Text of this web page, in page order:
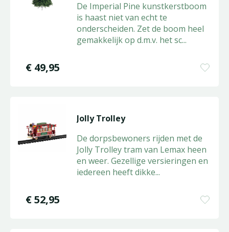
De Imperial Pine kunstkerstboom
is haast niet van echt te
onderscheiden. Zet de boom heel
gemakkelijk op d.m.v. het sc...
€ 49,95
Jolly Trolley
De dorpsbewoners rijden met de
Jolly Trolley tram van Lemax heen
en weer. Gezellige versieringen en
iedereen heeft dikke...
€52,95